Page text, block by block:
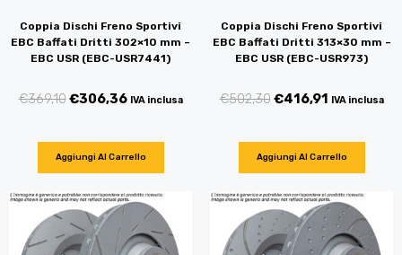
Coppia Dischi Freno Sportivi
EBC Baffati Dritti 302×10 mm –
EBC USR (EBC-USR7441)
€369,10€306,36 IVA inclusa
Aggiungi Al Carrello
Coppia Dischi Freno Sportivi
EBC Baffati Dritti 313×30 mm –
EBC USR (EBC-USR973)
€502,30€416,91 IVA inclusa
Aggiungi Al Carrello